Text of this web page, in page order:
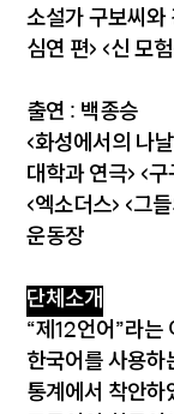
소설가 구보씨와
심연 편> <신 모
출연 : 백종승
<화성에서의 나
대학과 연극> <
<엑소더스> <그
운동장
단체소개
“제12언어”라는
한국어를 사용하
통계에서 착안하